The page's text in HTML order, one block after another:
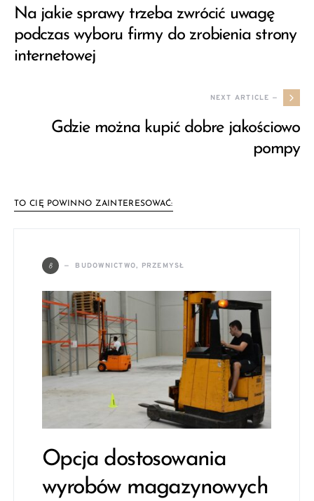
Na jakie sprawy trzeba zwrócić uwagę
podczas wyboru firmy do zrobienia strony
internetowej
NEXT ARTICLE —
Gdzie można kupić dobre jakościowo
pompy
TO CIĘ POWINNO ZAINTERESOWAĆ:
B BUDOWNICTWO, PRZEMYSŁ
Opcja dostosowania
wyrobów magazynowych